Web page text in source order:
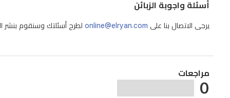
بفضل
للماء
بمعيار
أسئلة واجوبة الزبائن
يرجى الاتصال بنا على online@elryan.com لطرح أسئلتك وسنقوم بنشر
مراجعات
0